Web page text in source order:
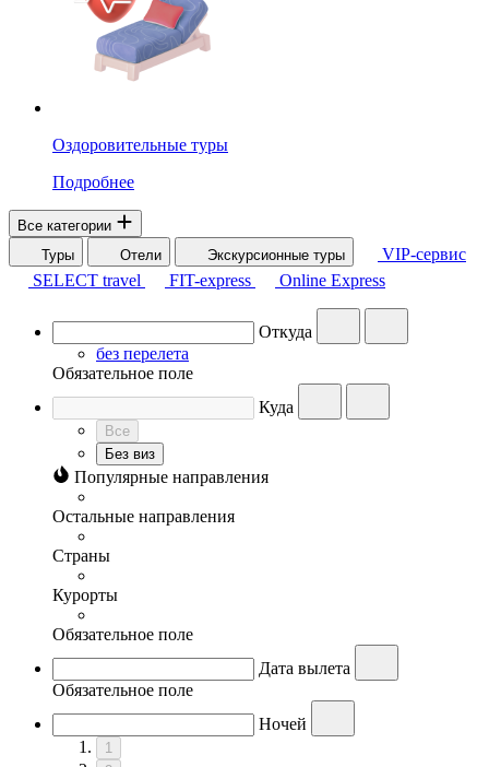
Оздоровительные туры
Подробнее
Все категории
Туры
Отели Экскурсионные туры
VIP-сервис
SELECT travel
FIT-express Online Express
Откуда
без перелета
Обязательное поле
Куда
Все
Без виз
Популярные направления
Остальные направления
Страны
Курорты
Обязательное поле
Дата вылета
Обязательное поле
Ночей
1